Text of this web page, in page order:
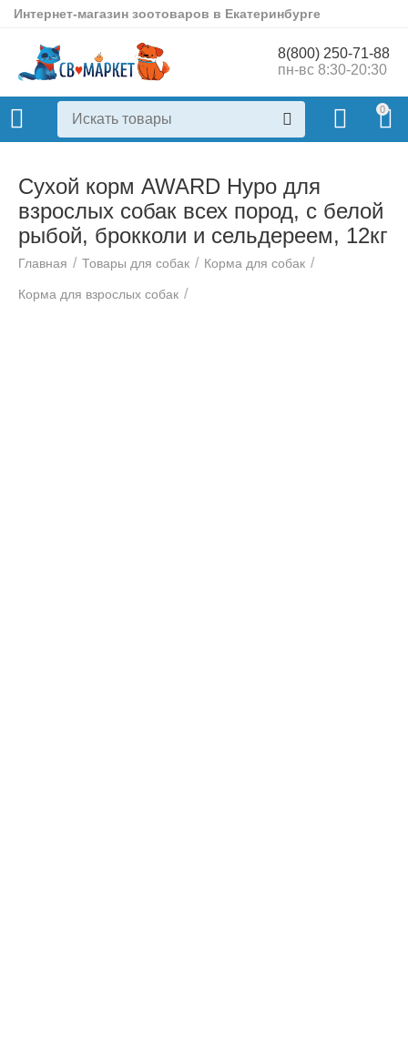
Интернет-магазин зоотоваров в Екатеринбурге
8(800) 250-71-88
пн-вс 8:30-20:30
0
Сухой корм AWARD Hypo для
взрослых собак всех пород, с белой
рыбой, брокколи и сельдереем, 12кг
Главная / Товары для собак / Корма для собак /
Корма для взрослых собак /